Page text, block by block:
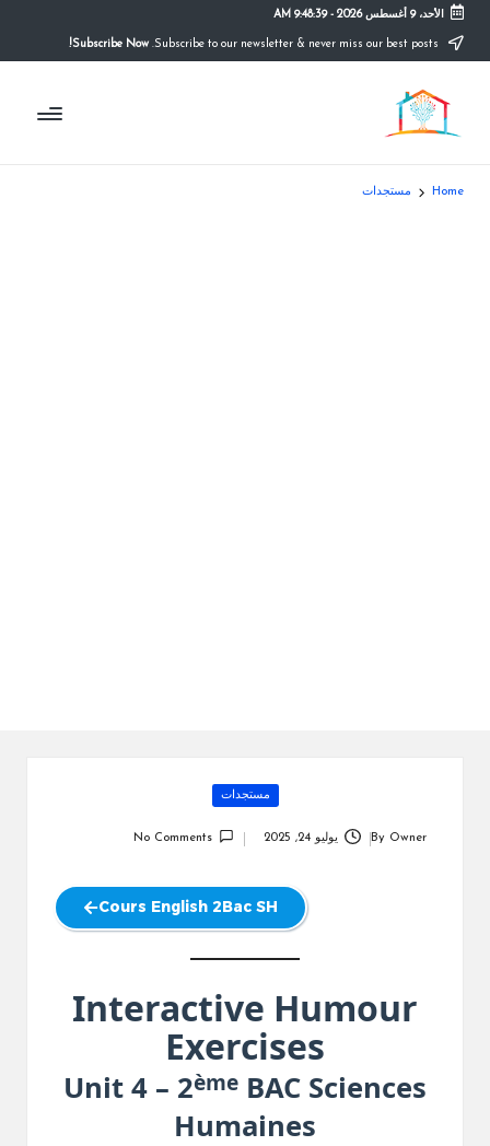
content
الأحد، 9 أغسطس 2026 -
9:48:39 AM
Subscribe Now!
م
و
ق
التعليم
الصريح
Home مستجدات
Posted
مستجدات
By Owner يوليو 24, 2025 No Comments
Cours English 2Bac SH
Interactive Humour
Exercises
Unit 4 – 2ème BAC Sciences
Humaines